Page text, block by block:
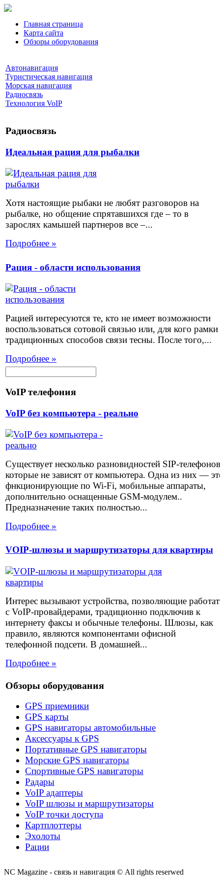
Главная страница
Карта сайта
Обзоры оборудования
Автонавигация
Туристическая навигация
Морская навигация
Радиосвязь
Технология VoIP
Радиосвязь
Идеальная рация для рыбалки
Хотя настоящие рыбаки не любят разговоров на
рыбалке, но общение спрятавшихся где – то в
зарослях камышей партнеров все –...
Подробнее »
Рация - области использования
Рацией интересуются те, кто не имеет возможности
воспользоваться сотовой связью или, для кого рамки
традиционных способов связи тесны. После того,...
Подробнее »
VoIP телефония
VoIP без компьютера - реально
Существует несколько разновидностей SIP-телефонов
которые не зависят от компьютера. Одна из них —
фнкционирующие по Wi-Fi, мобильные аппараты,
дополнительно оснащенные GSM-модулем..
Предназначение таких полностью...
Подробнее »
VOIP-шлюзы и маршрутизаторы для квартиры
Интерес вызывают устройства, позволяющие
с VoIP-провайдерами, традиционно подключив к
интернету факсы и обычные телефоны. Шлюзы, как
правило, являются компонентами офисной
телефонной подсети. В домашней...
Подробнее »
Обзоры оборудования
GPS приемники
GPS карты
GPS навигаторы автомобильные
Аксессуары к GPS
Портативные GPS навигаторы
Морские GPS навигаторы
Спортивные GPS навигаторы
Радары
VoIP адаптеры
VoIP шлюзы и маршрутизаторы
VoIP точки доступа
Картплоттеры
Эхолоты
Рации
NC Magazine - связь и навигация © All rights reserwed